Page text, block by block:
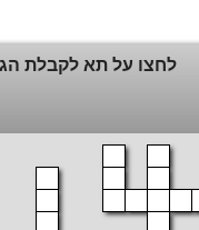
לחצו על תא לקבלת
הצג פתרון